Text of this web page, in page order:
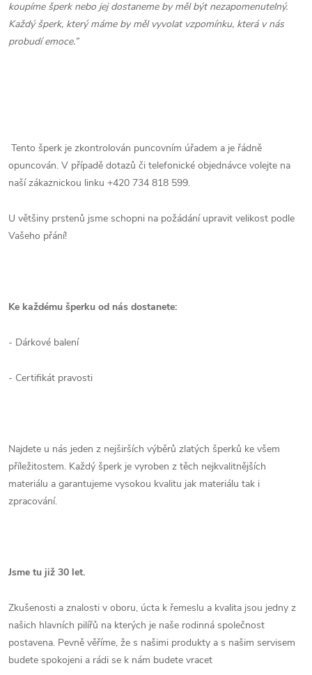
koupíme šperk nebo jej dostaneme by měl být nezapomenutelný.
Každý šperk, který máme by měl vyvolat vzpomínku, která v nás
probudí emoce.”
Tento šperk je zkontrolován puncovním úřadem a je řádně
opuncován. V případě dotazů či telefonické objednávce volejte na
naší zákaznickou linku +420 734 818 599.
U většiny prstenů jsme schopni na požádání upravit velikost podle
Vašeho přání!
Ke každému šperku od nás dostanete:
- Dárkové balení
- Certifikát pravosti
Najdete u nás jeden z nejširších výběrů zlatých šperků ke všem
příležitostem. Každý šperk je vyroben z těch nejkvalitnějších
materiálu a garantujeme vysokou kvalitu jak materiálu tak i
zpracování.
Jsme tu již 30 let.
Zkušenosti a znalosti v oboru, úcta k řemeslu a kvalita jsou jedny z
našich hlavních pilířů na kterých je naše rodinná společnost
postavena. Pevně věříme, že s našimi produkty a s našim servisem
budete spokojeni a rádi se k nám budete vracet